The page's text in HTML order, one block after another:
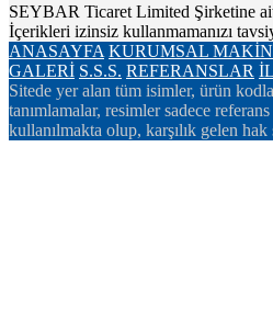
SEYBAR Ticaret Limited Şirketine
İçerikleri izinsiz kullanmamanızı
ANASAYFA KURUMSAL
GALERİ S.S.S. REFERANSLAR
Sitede yer alan tüm isimler, ürün
tanımlamalar, resimler sadece
kullanılmakta olup, karşılık gelen